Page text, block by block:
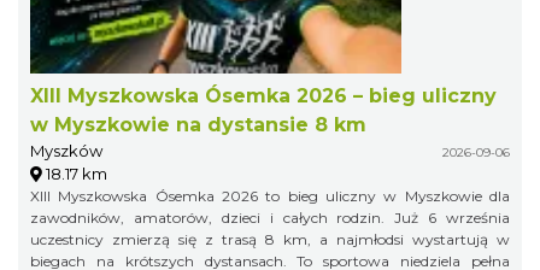
XIII Myszkowska Ósemka 2026 – bieg uliczny
w Myszkowie na dystansie 8 km
Myszków 2026-09-06
18.17 km
XIII Myszkowska Ósemka 2026 to bieg uliczny w Myszkowie dla
zawodników, amatorów, dzieci i całych rodzin. Już 6 września
uczestnicy zmierzą się z trasą 8 km, a najmłodsi wystartują w
biegach na krótszych dystansach. To sportowa niedziela pełna